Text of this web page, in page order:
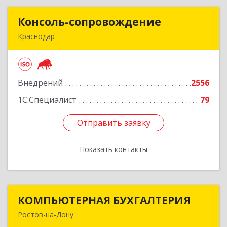
Консоль-сопровождение
Краснодар
Внедрений
2556
1С:Специалист
79
Отправить заявку
Показать контакты
Консоль-сопровождение
Подробнее
Отправить заявку
Назад
КОМПЬЮТЕРНАЯ БУХГАЛТЕРИЯ
Ростов-на-Дону
КОМПЬЮТЕРНАЯ БУХГАЛТЕРИЯ